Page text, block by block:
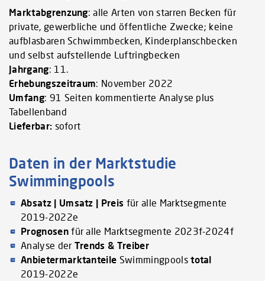
Marktabgrenzung: alle Arten von starren Becken für
private, gewerbliche und öffentliche Zwecke; keine
aufblasbaren Schwimmbecken, Kinderplanschbecken
und selbst aufstellende Luftringbecken
Jahrgang: 11.
Erhebungszeitraum: November 2022
Umfang: 91 Seiten kommentierte Analyse plus
Tabellenband
Lieferbar: sofort
Daten in der Marktstudie
Swimmingpools
Absatz | Umsatz | Preis für alle Marktsegmente
2019-2022e
Prognosenfür alle Marktsegmente 2023f-2024f
Analyse der Trends & Treiber
Anbietermarktanteile Swimmingpoolstotal
2019-2022e